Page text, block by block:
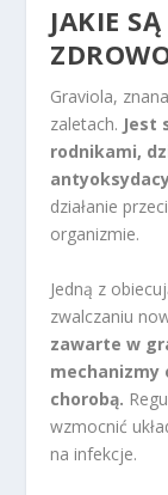
JAKIE
Graviola,
zaletach. Jest
rodnikami,
działanie
organizmie.
Jedną z
zwalczaniu
zawarte w
mechanizmy
chorobą.
wzmocnić
na infekcje.